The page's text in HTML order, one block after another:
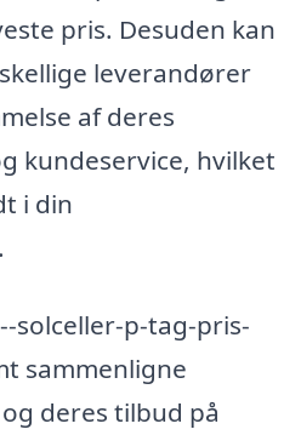
pris. Desuden kan
leverandører
af deres
kundeservice, hvilket
i din
solceller-p-tag-pris-
sammenligne
deres tilbud på